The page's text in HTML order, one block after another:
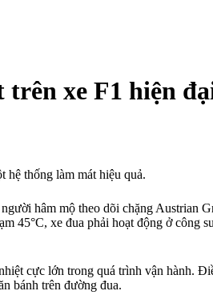
trên xe F1 hiện
hệ thống làm mát hiệu quả.
hâm mộ theo dõi chặng Austrian
45°C, xe đua phải hoạt động ở công
cực lớn trong quá trình vận hành.
bánh trên đường đua.